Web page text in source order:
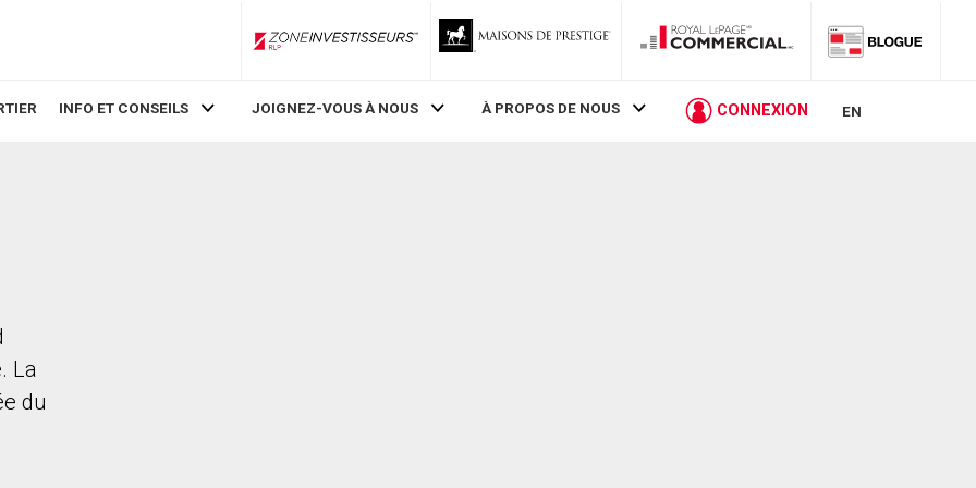
ZoneInvestisseurs RLP
INFO ET CONSEILS JOIGNEZ-VOUS À NOUS À PROPOS DE NOUS CONNEXION EN
La
du